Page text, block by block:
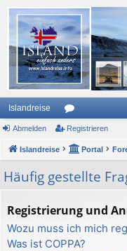
Islandreise
or
en
Abmelden Registrieren
Islandreise Portal
Häufig gestellte
Registrierung und
Wozu muss ich mich
Was ist COPPA?